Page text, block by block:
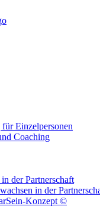
Einzelpersonen
Coaching
der Partnerschaft
in der
Konzept ©